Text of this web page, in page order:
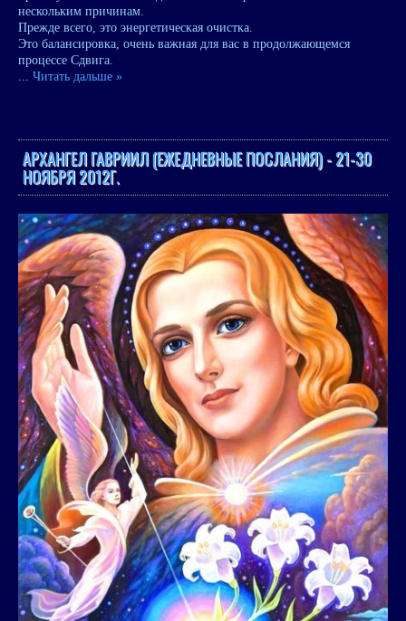
нескольким причинам.
Прежде всего, это энергетическая очистка.
Это балансировка, очень важная для вас в продолжающемся
процессе Сдвига.
... Читать дальше »
АРХАНГЕЛ ГАВРИИЛ (ЕЖЕДНЕВНЫЕ ПОСЛАНИЯ) - 21-30
НОЯБРЯ 2012Г.